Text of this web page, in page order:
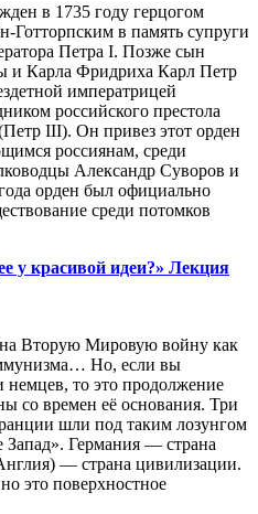
в 1735 году герцогом
в память супруги
Петра I. Позже сын
Карла Фридриха Карл Петр
императрицей
российского престола
III). Он привез этот орден
россиянам, среди
Александр Суворов и
орден был официально
среди потомков
у красивой идеи?» Лекция
Вторую Мировую войну как
Но, если вы
немцев, то это продолжение
со времен её основания. Три
шли под таким лозунгом
Германия — страна
— страна цивилизации.
это поверхностное